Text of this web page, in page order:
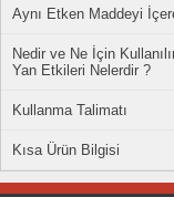
Aynı Etken Maddeyi
Nedir ve Ne İçin
Yan Etkileri Nelerdir ?
Kullanma Talimatı
Kısa Ürün Bilgisi